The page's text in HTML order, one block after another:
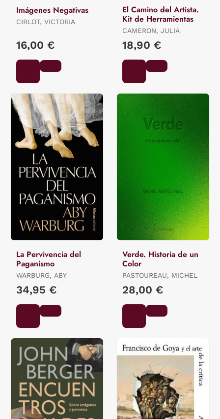
Imágenes Negativas
CIRLOT, VICTORIA
16,00 €
El Camino del Artista.
Kit de Herramientas
CAMERON, JULIA
18,90 €
La Pervivencia del
Paganismo
WARBURG, ABY
34,95 €
Verde. Historia de un
Color
PASTOUREAU, MICHEL
28,00 €